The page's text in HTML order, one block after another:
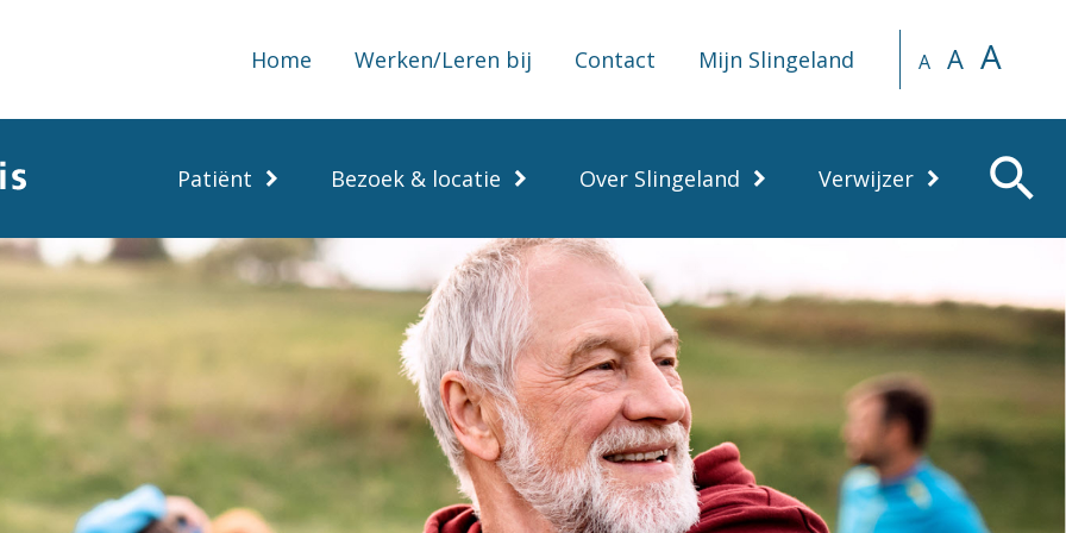
Home Werken/Leren bij Contact Mijn Slingeland A A A
Patiënt Bezoek & locatie Over Slingeland Verwijzer search